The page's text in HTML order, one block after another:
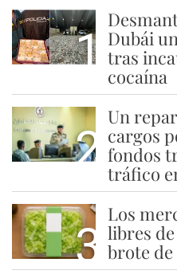
1 Dubái
tras
cocaína
2
Un
cargos
fondos
tráfico
3
Los
libres
brote